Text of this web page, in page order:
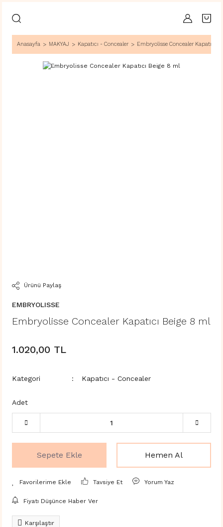
Anasayfa MAKYAJ Kapatıcı - Concealer Embryolisse Concealer Kapatıcı
Ürünü Paylaş
EMBRYOLISSE
Embryolisse Concealer Kapatıcı Beige 8 ml
1.020,00 TL
Kategori Kapatıcı - Concealer
Adet
Sepete Ekle Hemen Al
Tavsiye Et Yorum Yaz
Fiyatı Düşünce Haber Ver
Karşılaştır